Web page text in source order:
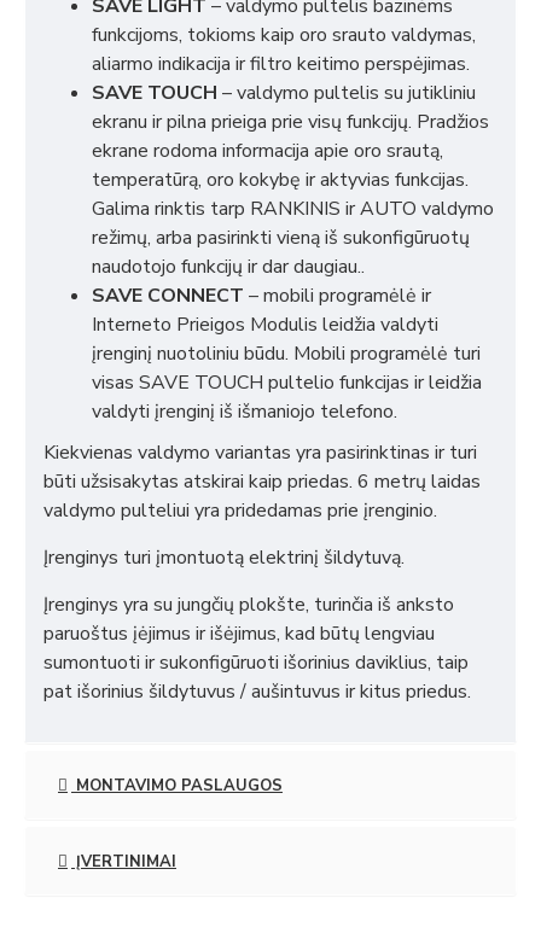
SAVE LIGHT – valdymo pultelis bazinėms
funkcijoms, tokioms kaip oro srauto valdymas,
aliarmo indikacija ir filtro keitimo perspėjimas.
SAVE TOUCH – valdymo pultelis su jutikliniu
ekranu ir pilna prieiga prie visų funkcijų. Pradžios
ekrane rodoma informacija apie oro srautą,
temperatūrą, oro kokybę ir aktyvias funkcijas.
Galima rinktis tarp RANKINIS ir AUTO valdymo
režimų, arba pasirinkti vieną iš sukonfigūruotų
naudotojo funkcijų ir dar daugiau..
SAVE CONNECT – mobili programėlė ir
Interneto Prieigos Modulis leidžia valdyti
įrenginį nuotoliniu būdu. Mobili programėlė turi
visas SAVE TOUCH pultelio funkcijas ir leidžia
valdyti įrenginį iš išmaniojo telefono.
Kiekvienas valdymo variantas yra pasirinktinas ir turi
būti užsisakytas atskirai kaip priedas. 6 metrų laidas
valdymo pulteliui yra pridedamas prie įrenginio.
Įrenginys turi įmontuotą elektrinį šildytuvą.
Įrenginys yra su jungčių plokšte, turinčia iš anksto
paruoštus įėjimus ir išėjimus, kad būtų lengviau
sumontuoti ir sukonfigūruoti išorinius daviklius, taip
pat išorinius šildytuvus / aušintuvus ir kitus priedus.
MONTAVIMO PASLAUGOS
ĮVERTINIMAI